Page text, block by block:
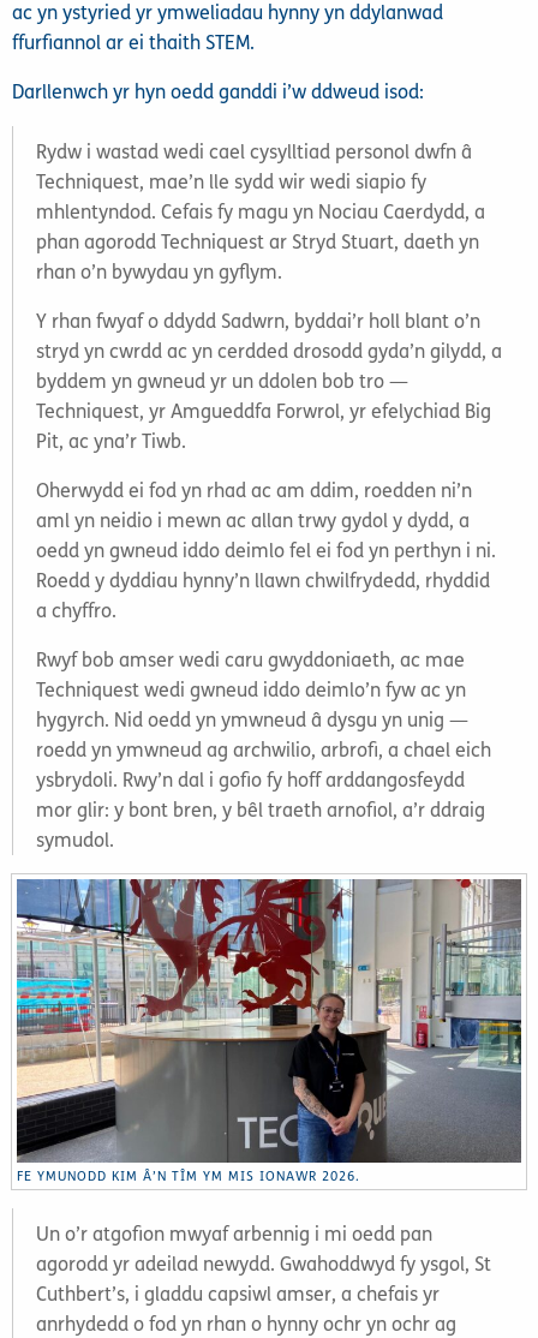
ac yn ystyried yr ymweliadau hynny yn ddylanwad
ffurfiannol ar ei thaith STEM.
Darllenwch yr hyn oedd ganddi i’w ddweud isod:
Rydw i wastad wedi cael cysylltiad personol dwfn â
Techniquest, mae’n lle sydd wir wedi siapio fy
mhlentyndod. Cefais fy magu yn Nociau Caerdydd, a
phan agorodd Techniquest ar Stryd Stuart, daeth yn
rhan o’n bywydau yn gyflym.
Y rhan fwyaf o ddydd Sadwrn, byddai’r holl blant o’n
stryd yn cwrdd ac yn cerdded drosodd gyda’n gilydd, a
byddem yn gwneud yr un ddolen bob tro —
Techniquest, yr Amgueddfa Forwrol, yr efelychiad Big
Pit, ac yna’r Tiwb.
Oherwydd ei fod yn rhad ac am ddim, roedden ni’n
aml yn neidio i mewn ac allan trwy gydol y dydd, a
oedd yn gwneud iddo deimlo fel ei fod yn perthyn i ni.
Roedd y dyddiau hynny’n llawn chwilfrydedd, rhyddid
a chyffro.
Rwyf bob amser wedi caru gwyddoniaeth, ac mae
Techniquest wedi gwneud iddo deimlo’n fyw ac yn
hygyrch. Nid oedd yn ymwneud â dysgu yn unig —
roedd yn ymwneud ag archwilio, arbrofi, a chael eich
ysbrydoli. Rwy’n dal i gofio fy hoff arddangosfeydd
mor glir: y bont bren, y bêl traeth arnofiol, a’r ddraig
symudol.
FE YMUNODD KIM Â’N TÎM YM MIS IONAWR 2026.
Un o’r atgofion mwyaf arbennig i mi oedd pan
agorodd yr adeilad newydd. Gwahoddwyd fy ysgol, St
Cuthbert’s, i gladdu capsiwl amser, a chefais yr
anrhydedd o fod yn rhan o hynny ochr yn ochr ag